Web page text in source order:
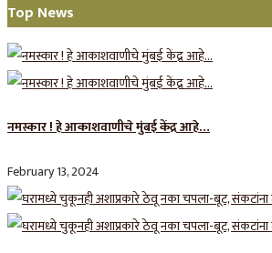
Top News
नमस्कार ! हे आकाशवाणीचे मुंबई केंद्र आहे…
February 13, 2024